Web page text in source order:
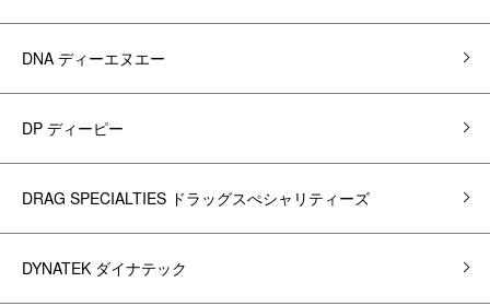
DNA ディーエヌエー
DP ディーピー
DRAG SPECIALTIES ドラッグスぺシャリティーズ
DYNATEK ダイナテック